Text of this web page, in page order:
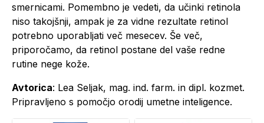
smernicami. Pomembno je vedeti, da učinki retinola
niso takojšnji, ampak je za vidne rezultate retinol
potrebno uporabljati več mesecev. Še več,
priporočamo, da retinol postane del vaše redne
rutine nege kože.
Avtorica: Lea Seljak, mag. ind. farm. in dipl. kozmet.
Pripravljeno s pomočjo orodij umetne inteligence.